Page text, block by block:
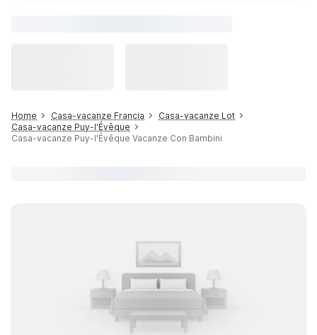
Home Casa-vacanze Francia
Casa-vacanze Lot
Casa-vacanze Puy-l'Évêque
Casa-vacanze Puy-l'Évêque Vacanze Con Bambini